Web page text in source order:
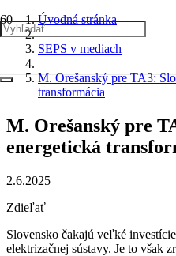
Úvodná stránka
SEPS v mediach
M. Orešanský pre TA3:
transformácia
M. Orešanský pre
energetická
2.6.2025
Zdieľať
Slovensko čakajú veľké
elektrizačnej sústavy. Je to však